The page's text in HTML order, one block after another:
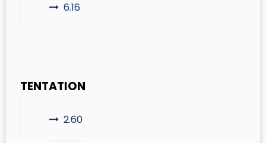
6.16
TENTATION
2.60